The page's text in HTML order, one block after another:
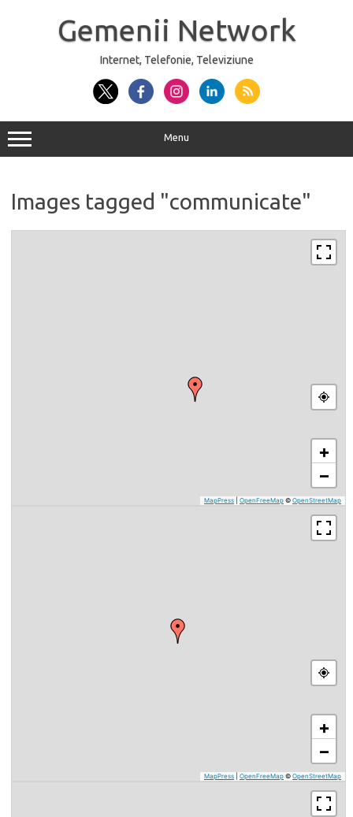
Gemenii Network
Internet, Telefonie, Televiziune
Menu
Images tagged "communicate"
+
−
MapPress OpenFreeMap © OpenStreetMap
+
−
MapPress OpenFreeMap © OpenStreetMap